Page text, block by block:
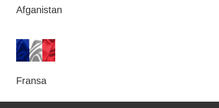
Afganistan
Fransa